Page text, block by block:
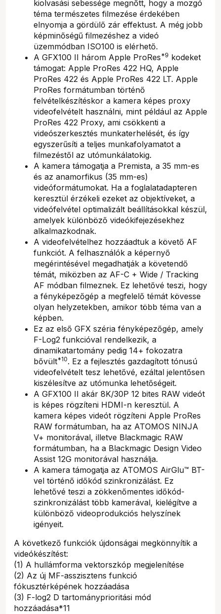
kiolvasási sebessége megnőtt, hogy a mozgó
téma természetes filmezése érdekében
elnyomja a gördülő zár effektust. A még jobb
képminőségű filmezéshez a videó
üzemmódban ISO100 is elérhető.
A GFX100 II három Apple ProRes*9 kodeket
támogat: Apple ProRes 422 HQ, Apple
ProRes 422 és Apple ProRes 422 LT. Apple
ProRes formátumban történő
felvételkészítéskor a kamera képes proxy
videofelvételt használni, mint például az Apple
ProRes 422 Proxy, ami csökkenti a
videószerkesztés munkaterhelését, és így
egyszerűsíti a teljes munkafolyamatot a
filmezéstől az utómunkálatokig.
A kamera támogatja a Premista, a 35 mm-es
és az anamorfikus (35 mm-es)
videóformátumokat. Ha a foglalatadapteren
keresztül érzékeli ezeket az objektíveket, a
videófelvétel optimalizált beállításokkal készül,
amelyek különböző videókifejezésekhez
alkalmazkodnak.
A videofelvételhez hozzáadtuk a követő AF
funkciót. A felhasználók a képernyő
megérintésével megadhatják a követendő
témát, miközben az AF-C + Wide / Tracking
AF módban filmeznek. Ez lehetővé teszi, hogy
a fényképezőgép a megfelelő témát kövesse
olyan helyzetekben, amikor több téma van a
képben.
Ez az első GFX széria fényképezőgép, amely
F-Log2 funkcióval rendelkezik, a
dinamikatartomány pedig 14+ fokozatra
bővült*10. Ez a fejlesztés gazdagított tónusú
videofelvételt tesz lehetővé, ezáltal jelentősen
kiszélesítve az utómunka lehetőségeit.
A GFX100 II akár 8K/30P 12 bites RAW videót
is képes rögzíteni HDMI-n keresztül. A
kamera képes videót rögzíteni Apple ProRes
RAW formátumban, ha az ATOMOS NINJA
V+ monitorával, illetve Blackmagic RAW
formátumban, ha a Blackmagic Design Video
Assist 12G monitorával használja.
A kamera támogatja az ATOMOS AirGlu™ BT-
vel történő időkód szinkronizálást. Ez
lehetővé teszi a zökkenőmentes időkód-
szinkronizálást több kamerával, kielégítve a
különböző videoprodukciós helyszínek
igényeit.
A következő funkciók újdonságai megkönnyítik a
videókészítést:
(1) A hullámforma vektorszkóp megjelenítése
(2) Az új MF-asszisztens funkció
fókusztérképének hozzáadása
(3) F-log2 D tartományprioritási mód
hozzáadása*11